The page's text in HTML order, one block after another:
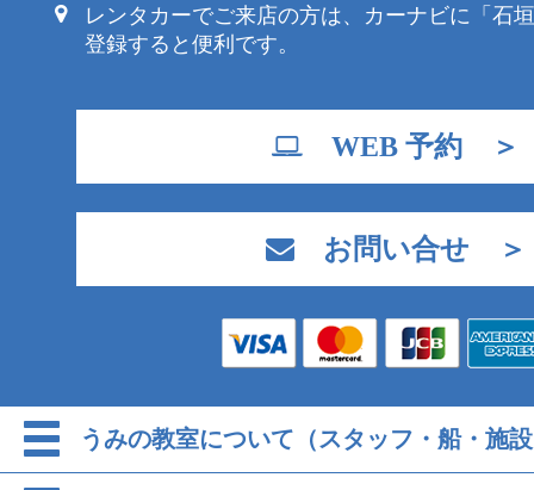
レンタカーでご来店の方は、カーナビに「石
登録すると便利です。
WEB 予約 ＞
お問い合せ ＞
うみの教室について（スタッフ・船・施